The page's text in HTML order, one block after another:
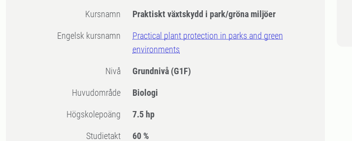
Kursnamn Praktiskt växtskydd i park/gröna miljöer
Engelsk kursnamn
Practical plant protection in parks and green
environments
Nivå Grundnivå (G1F)
Huvudområde Biologi
högskolepoäng 7.5 hp
Studietakt 60 %